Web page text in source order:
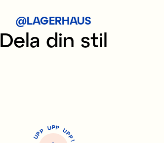
@LAGERHAUS
Dela din stil
U
P
P UPP UP
P
!